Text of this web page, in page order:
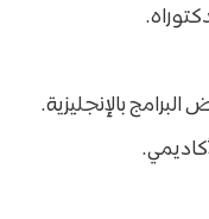
بالإنجليزية.